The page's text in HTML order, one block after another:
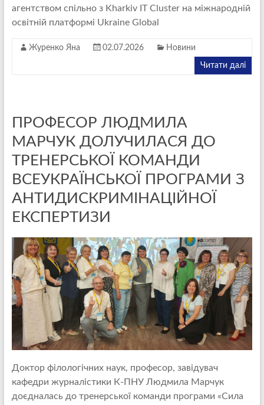
агентством спільно з Kharkiv IT Cluster на міжнародній
освітній платформі Ukraine Global
Журенко Яна 02.07.2026 Новини
Читати далі
ПРОФЕСОР ЛЮДМИЛА
МАРЧУК ДОЛУЧИЛАСЯ ДО
ТРЕНЕРСЬКОЇ КОМАНДИ
ВСЕУКРАЇНСЬКОЇ ПРОГРАМИ З
АНТИДИСКРИМІНАЦІЙНОЇ
ЕКСПЕРТИЗИ
Доктор філологічних наук, професор, завідувач
кафедри журналістики К-ПНУ Людмила Марчук
доєдналась до тренерської команди програми «Сила